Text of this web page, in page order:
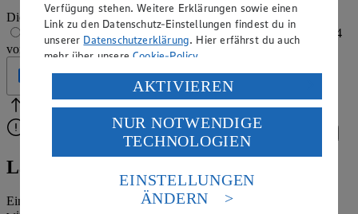
Die Bewertung wird automatisch gespeichert
1 von 5 Sternen
2 von 5 Sternen 3 von 5 Sternen
4
von 5 Sternen
5 von 5 Sternen
Geprüft
Bitte Pfeile benutzen
Vielen Dank für deine Bewertung.
Bitte wähle eine Bewertung aus, um fortzufahren.
Laddu-Rezept: Ganeshas Leibspeise
Eine der beliebtesten Gottheiten im Hinduismus ist Ganesha. Er
Verfügung stehen. Weitere Erklärungen sowie einen
Link zu den Datenschutz-Einstellungen findest du in
unserer Datenschutzerklärung. Hier erfährst du auch
mehr über unsereCookie-Policy.
Verarbeitung deiner personenbezogenen Daten in den
USA durch Facebook und YouTube:
Wenn du auf „Aktivieren“ klickst, willigst du im Sinne
des Art. 49 Abs. 1 Satz 1 lit. a) DSGVO ein, dass deine
Daten in den USA verarbeitet werden. Der EuGH sieht
die USA als Land mit einem nach europäischen
Standards nicht angemessenen Datenschutzniveau an.
Es besteht das Risiko eines Zugriffs durch US-
AKTIVIEREN
NUR NOTWENDIGE
TECHNOLOGIEN
EINSTELLUNGEN
ÄNDERN